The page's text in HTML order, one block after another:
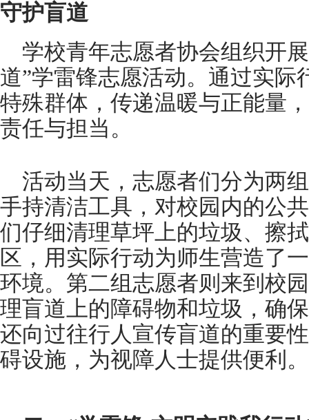
守护盲道
学校青年志愿者协会组织开
道”学雷锋志愿活动。通过实际
特殊群体，传递温暖与正能量
责任与担当。
活动当天，志愿者们分为两
手持清洁工具，对校园内的公
们仔细清理草坪上的垃圾、擦
区，用实际行动为师生营造了
环境。第二组志愿者则来到校
理盲道上的障碍物和垃圾，确
还向过往行人宣传盲道的重要
碍设施，为视障人士提供便利。